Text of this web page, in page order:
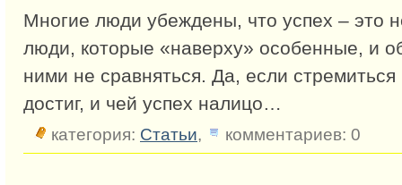
Многие люди убеждены, что успех – это
люди, которые «наверху» особенные, и
ними не сравняться. Да, если стремиться
достиг, и чей успех налицо…
категория: Статьи, комментариев: 0